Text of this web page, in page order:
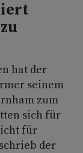
hat der
seinem
zum
sich für
für
der